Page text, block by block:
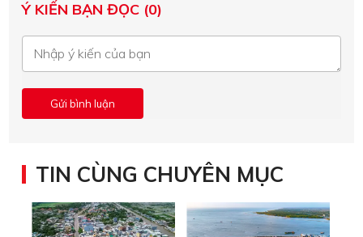
Ý KIẾN BẠN ĐỌC (0)
TIN CÙNG CHUYÊN MỤC